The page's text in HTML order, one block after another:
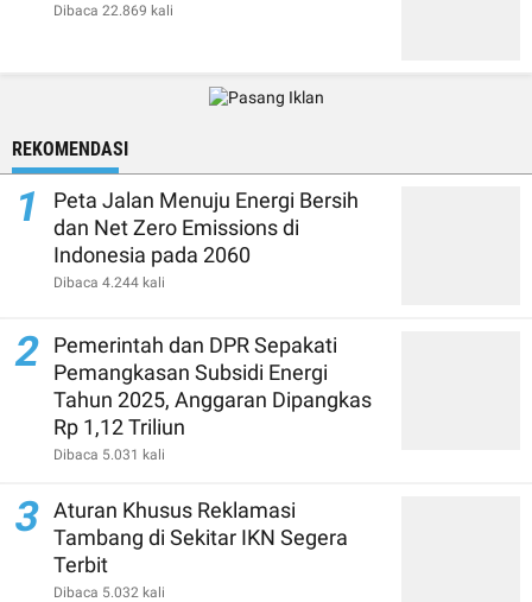
Dibaca 22.869 kali
REKOMENDASI
1
Peta Jalan Menuju Energi Bersih
dan Net Zero Emissions di
Indonesia pada 2060
Dibaca 4.244 kali
2
Pemerintah dan DPR Sepakati
Pemangkasan Subsidi Energi
Tahun 2025, Anggaran Dipangkas
Rp 1,12 Triliun
Dibaca 5.031 kali
3 Aturan Khusus Reklamasi
Tambang di Sekitar IKN Segera
Terbit
Dibaca 5.032 kali